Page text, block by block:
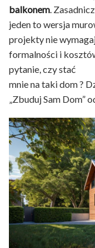
balkonem.
jeden to wersja
projekty nie
formalności i
pytanie, czy stać
mnie na taki dom ?
„Zbuduj Sam Dom”